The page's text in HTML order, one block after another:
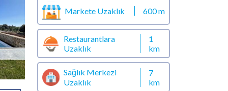
Markete Uzaklık 600 m
Restaurantlara
Uzaklık
1
km
Sağlık Merkezi
Uzaklık
7
km